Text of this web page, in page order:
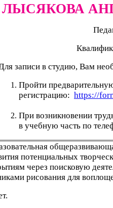
ЛЫСЯКОВА
Для записи в студию, Вам
Пройти
регистрацию: https://
При возникновении
в учебную часть по
потенциальных
через поисковую
рисования для